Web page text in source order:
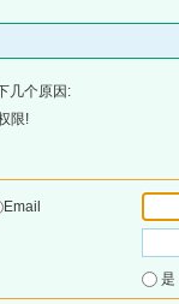
几个原因:
限!
Email